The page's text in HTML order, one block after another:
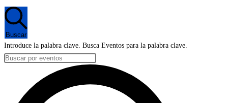
en
3
diciembre,
2023
Buscar
Introduce la palabra clave. Busca Eventos para la palabra clave.